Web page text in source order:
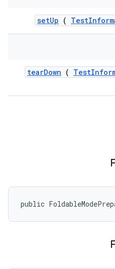
setUp ( Test
tearDown ( Test
public